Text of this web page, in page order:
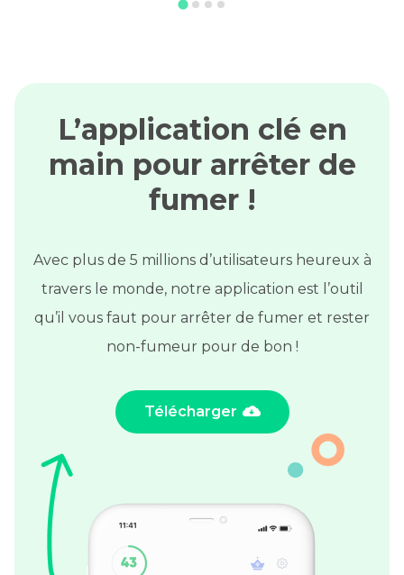
L’application clé en
main pour arrêter de
fumer !
Avec plus de 5 millions d’utilisateurs heureux à
travers le monde, notre application est l’outil
qu’il vous faut pour arrêter de fumer et rester
non-fumeur pour de bon !
Télécharger